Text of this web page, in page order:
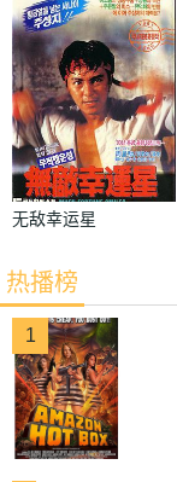
无敌幸运星
热播榜
1